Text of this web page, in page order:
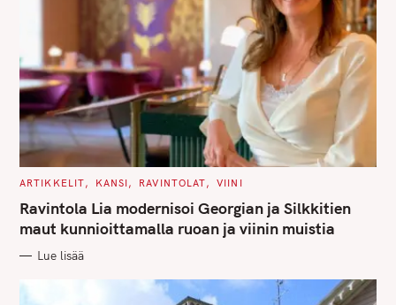
C
T
E
G
O
I
ARTIKKELIT KANSI RAVINTOLAT VIINI
Ravintola Lia modernisoi Georgian ja Silkkitien
maut kunnioittamalla ruoan ja viinin muistia
Lue lisää